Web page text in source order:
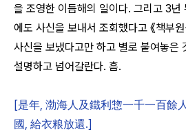
을 조영한 이듬해의 일이다. 그리고 3년
에도 사신을 보내서 조회했다고 《책부
사신을 보냈다고만 하고 별로 붙여놓은
설명하고 넘어갈란다. 흠.
[是年, 渤海人及鐵利惣一千一百餘
國, 給衣粮放還.]